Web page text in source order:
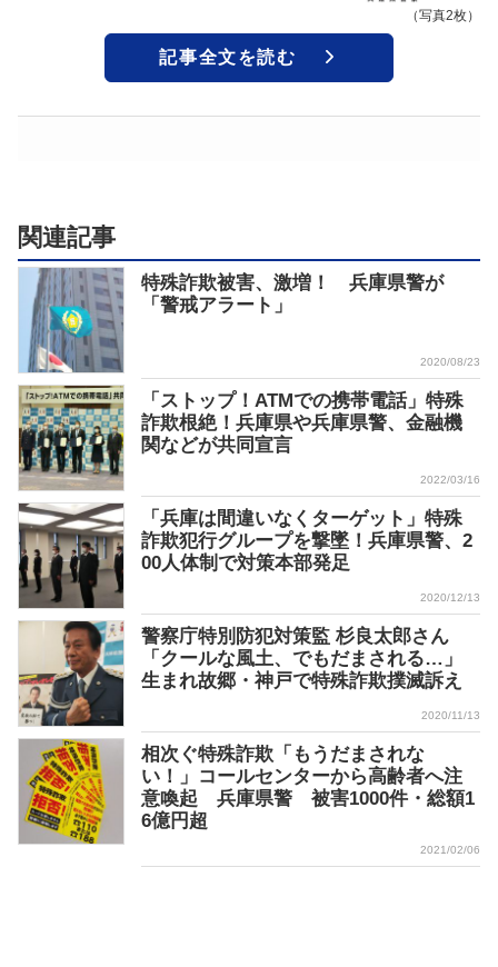
（写真2枚）
記事全文を読む
関連記事
特殊詐欺被害、激増！ 兵庫県警が
「警戒アラート」
2020/08/23
「ストップ！ATMでの携帯電話」特殊
詐欺根絶！兵庫県や兵庫県警、金融機
関などが共同宣言
2022/03/16
「兵庫は間違いなくターゲット」特殊
詐欺犯行グループを撃墜！兵庫県警、2
00人体制で対策本部発足
2020/12/13
警察庁特別防犯対策監 杉良太郎さん
「クールな風土、でもだまされる…」
生まれ故郷・神戸で特殊詐欺撲滅訴え
2020/11/13
相次ぐ特殊詐欺「もうだまされな
い！」コールセンターから高齢者へ注
意喚起 兵庫県警 被害1000件・総額1
6億円超
2021/02/06